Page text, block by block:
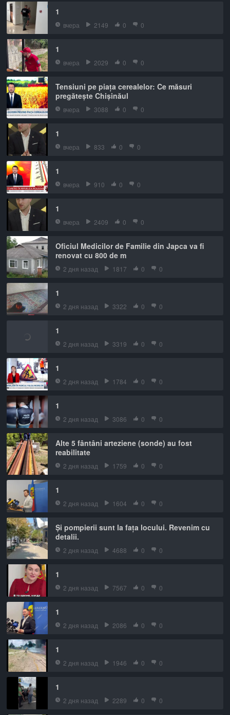
1
вчера 2149 0 0
1
вчера 2029 0 0
Tensiuni pe piața cerealelor: Ce măsuri
pregătește Chișinăul
вчера 3088 0 0
1
вчера 833 0 0
1
вчера 910 0 0
1
вчера 2409 0 0
Oficiul Medicilor de Familie din Japca va fi
renovat cu 800 de m
2 дня назад 1817 0 0
1
2 дня назад 3322 0 0
1
2 дня назад 3319 0 0
1
2 дня назад 1784 0 0
1
2 дня назад 3086 0 0
Alte 5 fântâni arteziene (sonde) au fost
reabilitate
2 дня назад 1759 0 0
1
2 дня назад 1604 0 0
Și pompierii sunt la fața locului. Revenim cu
detalii.
2 дня назад 4688 0 0
1
2 дня назад 7567 0 0
1
2 дня назад 2086 0 0
1
2 дня назад 1946 0 0
1
2 дня назад 2289 0 0